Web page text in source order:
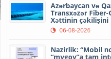
Azərbaycan və
Transxəzər
Xəttinin çəkilişini
06-08-2026
Nazirlik: “Mobil
“mygov”a tam